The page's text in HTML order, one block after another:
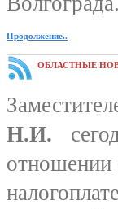
Продолжение..
ОБЛАСТНЫЕ
Н.И.
отношении